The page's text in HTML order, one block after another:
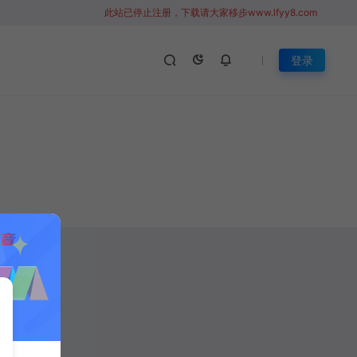
此站已停止注册，下载请大家移步www.lfyy8.com
登录